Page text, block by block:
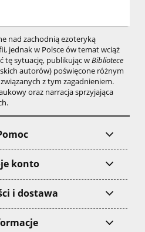
nad zachodnią ezoteryką
jednak w Polsce ów temat wciąż
tę sytuację, publikując wBibliotece
autorów) poświęcone różnym
z tym zagadnieniem.
oraz narracja sprzyjająca
konto
i dostawa